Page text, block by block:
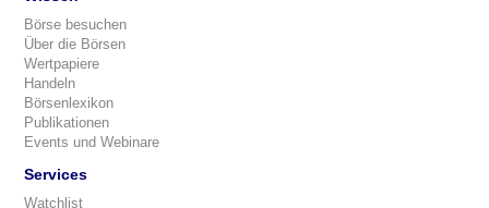
Börse besuchen
Über die Börsen
Wertpapiere
Handeln
Börsenlexikon
Publikationen
Events und Webinare
Services
Watchlist